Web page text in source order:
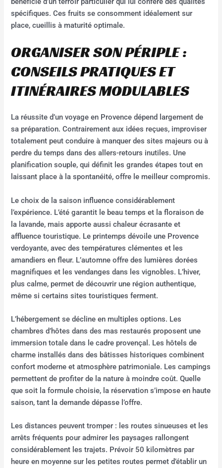
spécifiques. Ces fruits se consomment idéalement sur
place, cueillis à maturité optimale.
ORGANISER SON PÉRIPLE :
CONSEILS PRATIQUES ET
ITINÉRAIRES MODULABLES
La réussite d’un voyage en Provence dépend largement de
sa préparation. Contrairement aux idées reçues, improviser
totalement peut conduire à manquer des sites majeurs ou à
perdre du temps dans des allers-retours inutiles. Une
planification souple, qui définit les grandes étapes tout en
laissant place à la spontanéité, offre le meilleur compromis.
Le choix de la saison influence considérablement
l’expérience. L’été garantit le beau temps et la floraison de
la lavande, mais apporte aussi chaleur écrasante et
affluence touristique. Le printemps dévoile une Provence
verdoyante, avec des températures clémentes et les
amandiers en fleur. L’automne offre des lumières dorées
magnifiques et les vendanges dans les vignobles. L’hiver,
plus calme, permet de découvrir une région authentique,
même si certains sites touristiques ferment.
L’hébergement se décline en multiples options. Les
chambres d’hôtes dans des mas restaurés proposent une
immersion totale dans le cadre provençal. Les hôtels de
charme installés dans des bâtisses historiques combinent
confort moderne et atmosphère patrimoniale. Les campings
permettent de profiter de la nature à moindre coût. Quelle
que soit la formule choisie, la réservation s’impose en haute
saison, tant la demande dépasse l’offre.
Les distances peuvent tromper : les routes sinueuses et les
arrêts fréquents pour admirer les paysages rallongent
considérablement les trajets. Prévoir 50 kilomètres par
heure en moyenne sur les petites routes permet d’établir un